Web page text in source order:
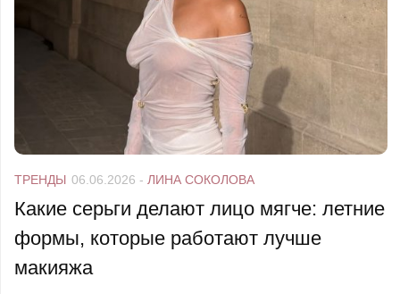
ТРЕНДЫ 06.06.2026 - ЛИНА СОКОЛОВА
Какие серьги делают лицо мягче: летние
формы, которые работают лучше
макияжа